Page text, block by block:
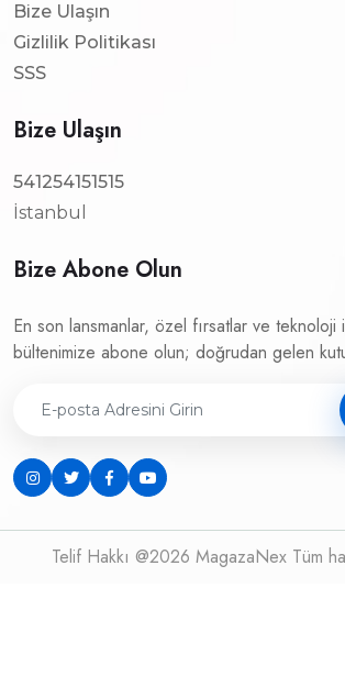
Bize Ulaşın
Gizlilik Politikası
SSS
Bize Ulaşın
541254151515
İstanbul
Bize Abone Olun
En son lansmanlar, özel fırsatlar ve teknoloji
bültenimize abone olun; doğrudan gelen
Telif Hakkı @2026 MagazaNex Tüm